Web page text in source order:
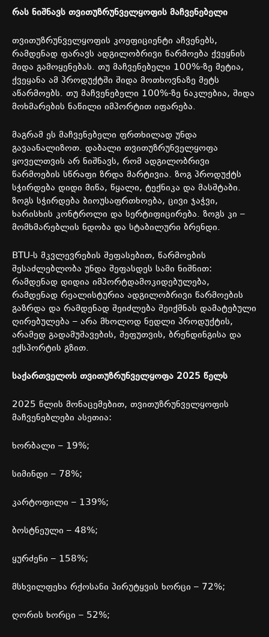
რას ნიშნავს თვითუზრუნველყოფის მაჩვენებელი
თვითუზრუნველყოფის კოეფიციენტი აჩვენებს,
რამდენად ფარავს ადგილობრივი წარმოება ქვეყნის
შიდა გამოყენებას. თუ მაჩვენებელი 100%-ზე მეტია,
ქვეყანა ამ პროდუქტში შიდა მოთხოვნაზე მეტს
აწარმოებს. თუ მაჩვენებელი 100%-ზე ნაკლებია, შიდა
მოხმარების ნაწილი იმპორტით იფარება.
მაგრამ ეს მაჩვენებელი ფრთხილად უნდა
გავაანალიზოთ. დაბალი თვითუზრუნველყოფა
ყოველთვის არ ნიშნავს, რომ ადგილობრივი
წარმოების სწრაფი ზრდა მარტივია. ზოგ პროდუქტს
სჭირდება დიდი მიწა, წყალი, ტექნიკა და მასშტაბი.
ზოგს სჭირდება ბიოუსაფრთხოება, ცივი ჯაჭვი,
ხარისხის კონტროლი და სერტიფიცირება. ზოგს კი –
მომხმარებლის ნდობა და სტაბილური ბრენდი.
BTU-ს მკვლევრების შეფასებით, წარმოების
შესაძლებლობა უნდა შეფასდეს სამი ნიშნით:
რამდენად დიდია იმპორტდამოკიდებულება,
რამდენად რეალისტურია ადგილობრივი წარმოების
გაზრდა და რამდენად შეიძლება შეიქმნას დამატებული
ღირებულება – არა მხოლოდ ნედლი პროდუქტის,
არამედ გადამუშავების, შეფუთვის, ბრენდინგისა და
ექსპორტის გზით.
საქართველოს თვითუზრუნველყოფა 2025 წელს
2025 წლის მონაცემებით, თვითუზრუნველყოფის
მაჩვენებლები ასეთია:
ხორბალი – 19%;
სიმინდი – 78%;
კარტოფილი – 139%;
ბოსტნეული – 48%;
ყურძენი – 158%;
მსხვილფეხა რქოსანი პირუტყვის ხორცი – 72%;
ღორის ხორცი – 52%;